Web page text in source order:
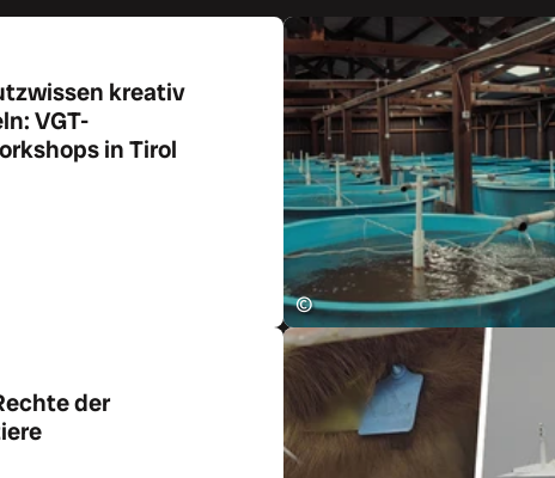
kreativ
VGT-
in Tirol
©
der